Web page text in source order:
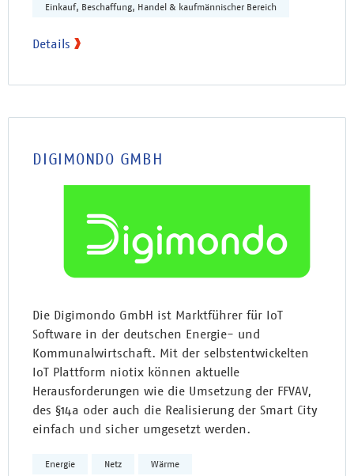
Einkauf, Beschaffung, Handel & kaufmännischer Bereich
Details
DIGIMONDO GMBH
Die Digimondo GmbH ist Marktführer für IoT
Software in der deutschen Energie- und
Kommunalwirtschaft. Mit der selbstentwickelten
IoT Plattform niotix können aktuelle
Herausforderungen wie die Umsetzung der FFVAV,
des §14a oder auch die Realisierung der Smart City
einfach und sicher umgesetzt werden.
Energie Netz Wärme